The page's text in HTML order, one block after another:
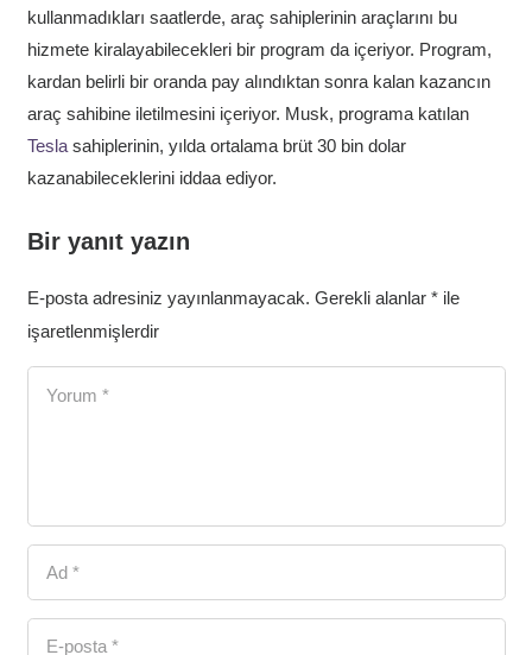
kullanmadıkları saatlerde, araç sahiplerinin araçlarını bu
hizmete kiralayabilecekleri bir program da içeriyor. Program,
kardan belirli bir oranda pay alındıktan sonra kalan kazancın
araç sahibine iletilmesini içeriyor. Musk, programa katılan
Teslasahiplerinin, yılda ortalama brüt 30 bin dolar
kazanabileceklerini iddaa ediyor.
Bir yanıt yazın
E-posta adresiniz yayınlanmayacak. Gerekli alanlar *ile
işaretlenmişlerdir